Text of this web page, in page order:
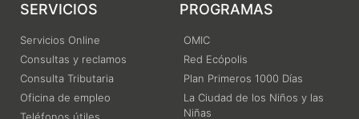
SERVICIOS
Servicios Online
Consultas y reclamos
Consulta Tributaria
Oficina de empleo
PROGRAMAS
OMIC
Red Ecópolis
Plan Primeros 1000 Días
La Ciudad de los Niños y las
Niñas